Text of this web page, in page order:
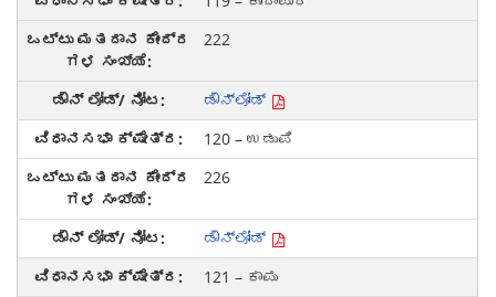
222
ಡೌನ್‌ಲೋಡ್
120 – ಉಡುಪಿ
226
ಡೌನ್‌ಲೋಡ್
121 – ಕಾಪು